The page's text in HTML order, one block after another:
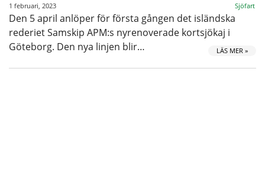
1 februari, 2023 Sjöfart
Den 5 april anlöper för första gången det isländska
rederiet Samskip APM:s nyrenoverade kortsjökaj i
Göteborg. Den nya linjen blir…
LÄS MER »